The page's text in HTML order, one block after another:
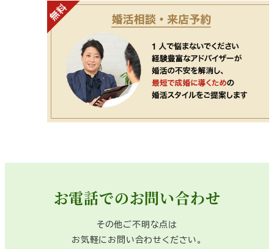
お電話でのお問い合わせ
その他ご不明な点は
お気軽にお問い合わせください。